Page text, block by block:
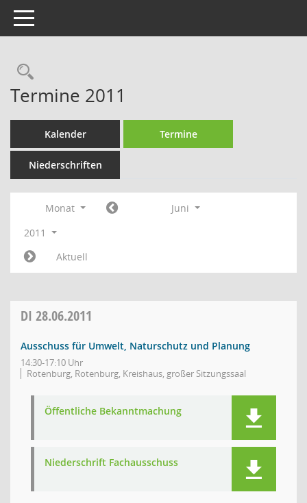
Toggle navigation
Rechercheauswahl
Termine 2011
Kalender Termine
Niederschriften
Monat
Juni
2011
Aktuell
DI 28.06.2011
Ausschuss für Umwelt, Naturschutz und Planung
14:30-17:10 Uhr
Rotenburg, Rotenburg, Kreishaus, großer Sitzungssaal
Öffentliche Bekanntmachung
Niederschrift Fachausschuss